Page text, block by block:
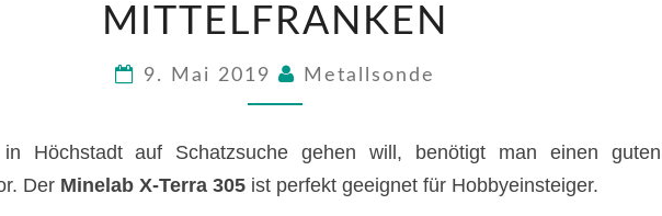
MITTELFRANKEN
9. Mai 2019 Metallsonde
Höchstadt auf Schatzsuche gehen will, benötigt man einen guten
Der Minelab X-Terra 305 ist perfekt geeignet für Hobbyeinsteiger.